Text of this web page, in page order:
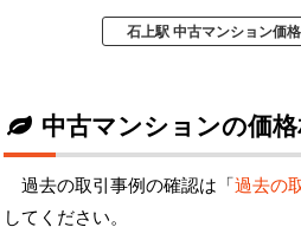
石上駅 中古マンション価
中古マンションの価
過去の取引事例の確認は「過去の
してください。